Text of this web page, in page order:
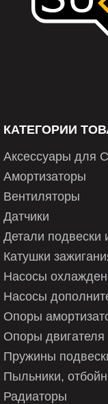
КАТЕГОРИИ
Аксессуары для
Амортизаторы
Вентиляторы
Датчики
Детали подвески
Катушки
Насосы
Насосы
Опоры
Опоры двигателя
Пружины
Пыльники,
Радиаторы